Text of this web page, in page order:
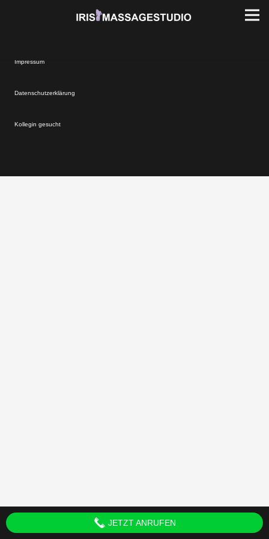
Impressum
Datenschutzerklärung
Kollegin gesucht
JETZT ANRUFEN